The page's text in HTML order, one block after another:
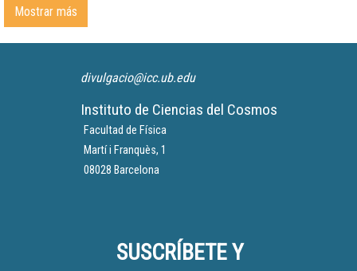
Mostrar más
divulgacio@icc.ub.edu
Instituto de Ciencias del Cosmos
Facultad de Física
Martí i Franquès, 1
08028 Barcelona
SUSCRÍBETE Y